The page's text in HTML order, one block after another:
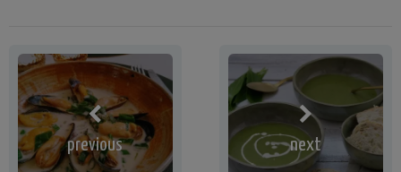
previous next